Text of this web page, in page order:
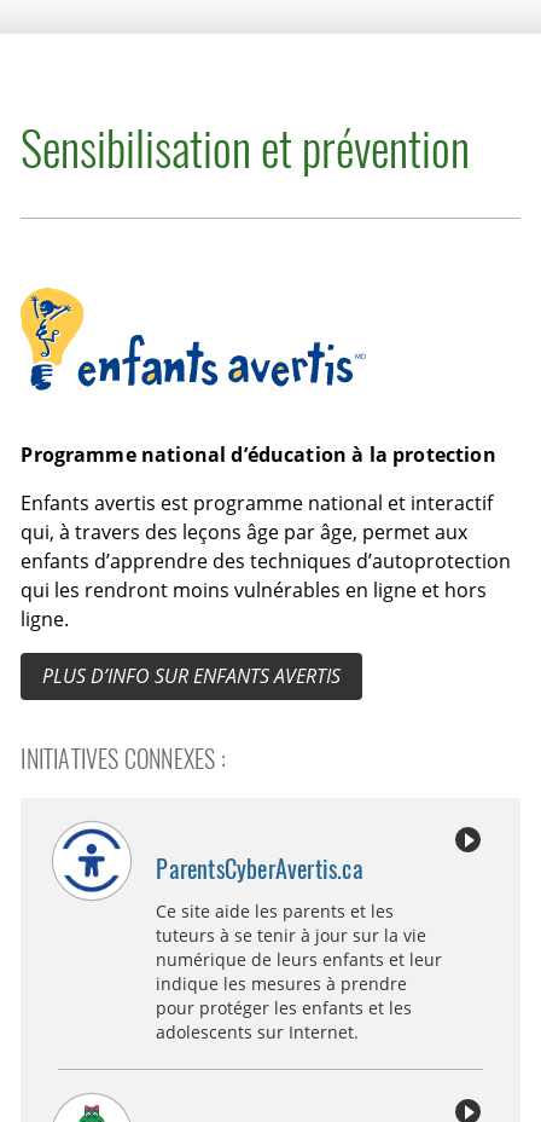
Sensibilisation et prévention
Enfants avertis
Programme national d’éducation à la protection
Enfants avertis est programme national et interactif
qui, à travers des leçons âge par âge, permet aux
enfants d’apprendre des techniques d’autoprotection
qui les rendront moins vulnérables en ligne et hors
ligne.
PLUS D’INFO SUR ENFANTS AVERTIS
INITIATIVES CONNEXES :
ParentsCyberAvertis.ca
Ce site aide les parents et les
tuteurs à se tenir à jour sur la vie
numérique de leurs enfants et leur
indique les mesures à prendre
pour protéger les enfants et les
adolescents sur Internet.